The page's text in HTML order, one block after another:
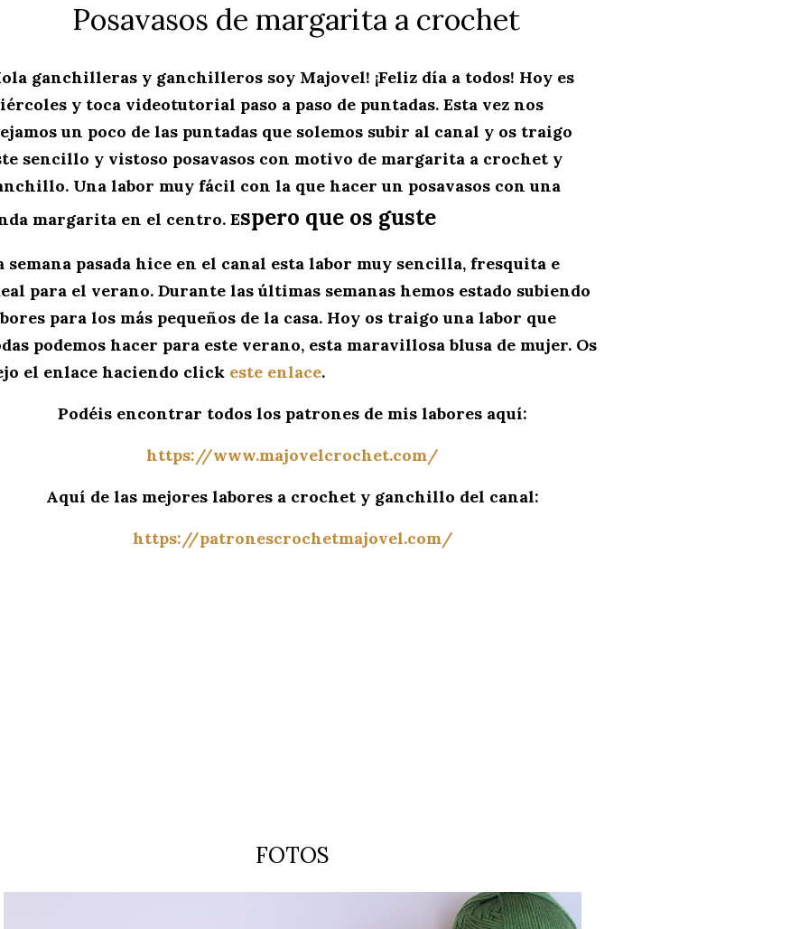
Posavasos de margarita a crochet
ganchilleras y ganchilleros soy Majovel! ¡Feliz día a todos! Hoy es
y toca videotutorial paso a paso de puntadas. Esta vez nos
un poco de las puntadas que solemos subir al canal y os traigo
sencillo y vistoso posavasos con motivo de margarita a crochet y
Una labor muy fácil con la que hacer un posavasos con una
margarita en el centro. Espero que os guste
semana pasada hice en el canal esta labor muy sencilla, fresquita e
para el verano. Durante las últimas semanas hemos estado subiendo
para los más pequeños de la casa. Hoy os traigo una labor que
podemos hacer para este verano, esta maravillosa blusa de mujer. Os
el enlace haciendo click este enlace.
Podéis encontrar todos los patrones de mis labores aquí:
https://www.majovelcrochet.com/
Aquí de las mejores labores a crochet y ganchillo del canal:
https://patronescrochetmajovel.com/
FOTOS